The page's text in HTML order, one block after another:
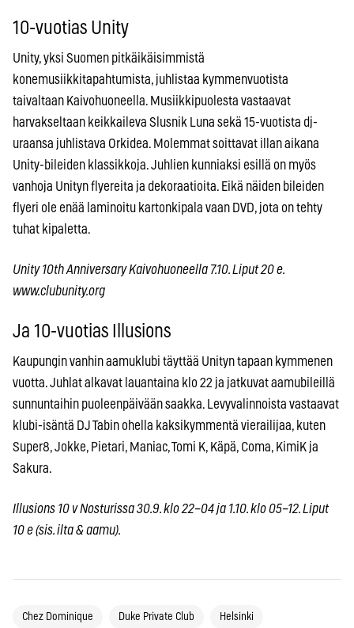
10-vuotias Unity
Unity, yksi Suomen pitkäikäisimmistä
konemusiikkitapahtumista, juhlistaa kymmenvuotista
taivaltaan Kaivohuoneella. Musiikkipuolesta vastaavat
harvakseltaan keikkaileva Slusnik Luna sekä 15-vuotista dj-
uraansa juhlistava Orkidea. Molemmat soittavat illan aikana
Unity-bileiden klassikkoja. Juhlien kunniaksi esillä on myös
vanhoja Unityn flyereita ja dekoraatioita. Eikä näiden bileiden
flyeri ole enää laminoitu kartonkipala vaan DVD, jota on tehty
tuhat kipaletta.
Unity 10th Anniversary Kaivohuoneella 7.10. Liput 20 e.
www.clubunity.org
Ja 10-vuotias Illusions
Kaupungin vanhin aamuklubi täyttää Unityn tapaan kymmenen
vuotta. Juhlat alkavat lauantaina klo 22 ja jatkuvat aamubileillä
sunnuntaihin puoleenpäivään saakka. Levyvalinnoista vastaavat
klubi-isäntä DJ Tabin ohella kaksikymmentä vierailijaa, kuten
Super8, Jokke, Pietari, Maniac, Tomi K, Käpä, Coma, KimiK ja
Sakura.
Illusions 10 v Nosturissa 30.9. klo 22–04 ja 1.10. klo 05–12. Liput
10 e (sis. ilta & aamu).
Chez Dominique Duke Private Club Helsinki